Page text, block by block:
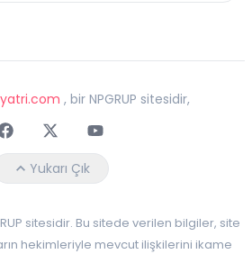
, bir NPGRUP sitesidir,
FaceebokTwitterYoutube
Yukarı Çık
sitesidir. Bu sitede verilen bilgiler, site
hekimleriyle mevcut ilişkilerini ikame